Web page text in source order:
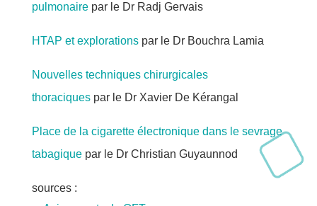
pulmonairepar le Dr Radj Gervais
HTAP et explorationspar le Dr Bouchra Lamia
Nouvelles techniques chirurgicales
thoraciquespar le Dr Xavier De Kérangal
Place de la cigarette électronique dans le sevrage
tabagiquepar le Dr Christian Guyaunnod
sources :